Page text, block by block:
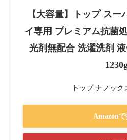
【大容量】トップ ス
イ専用 プレミアム抗菌
光剤無配合 洗濯洗剤
トップ ナノッ
Amazon